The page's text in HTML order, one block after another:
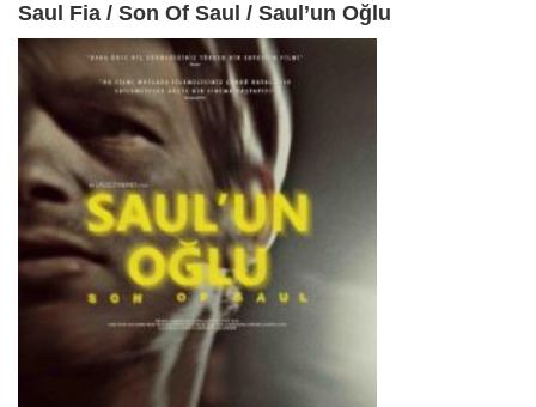
Saul Fia / Son Of Saul / Saul’un Oğlu